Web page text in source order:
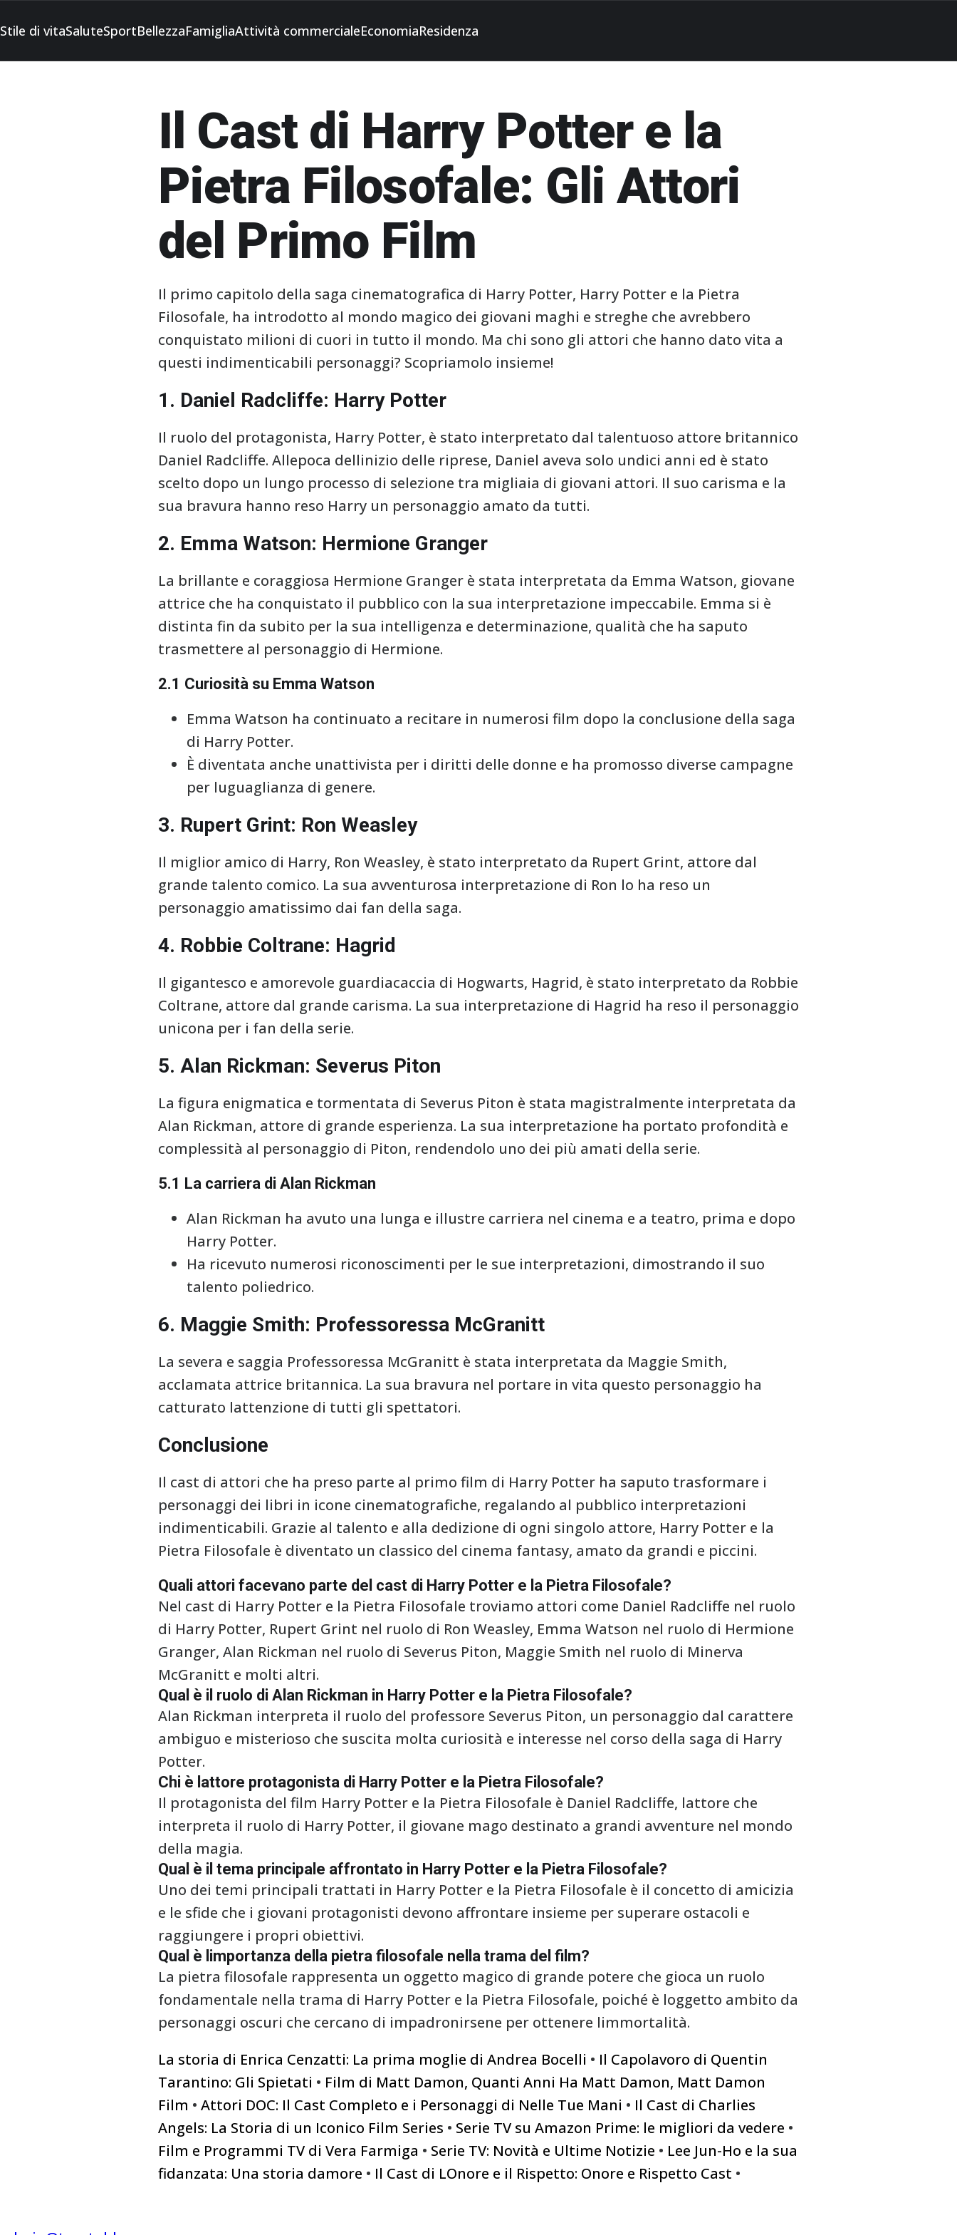
Stile di vitaSaluteSportBellezzaFamigliaAttività commercialeEconomiaResidenza
Il Cast di Harry Potter e la
Pietra Filosofale: Gli Attori
del Primo Film
Il primo capitolo della saga cinematografica di Harry Potter, Harry Potter e la Pietra
Filosofale, ha introdotto al mondo magico dei giovani maghi e streghe che avrebbero
conquistato milioni di cuori in tutto il mondo. Ma chi sono gli attori che hanno dato vita a
questi indimenticabili personaggi? Scopriamolo insieme!
1. Daniel Radcliffe: Harry Potter
Il ruolo del protagonista, Harry Potter, è stato interpretato dal talentuoso attore britannico
Daniel Radcliffe. Allepoca dellinizio delle riprese, Daniel aveva solo undici anni ed è stato
scelto dopo un lungo processo di selezione tra migliaia di giovani attori. Il suo carisma e la
sua bravura hanno reso Harry un personaggio amato da tutti.
2. Emma Watson: Hermione Granger
La brillante e coraggiosa Hermione Granger è stata interpretata da Emma Watson, giovane
attrice che ha conquistato il pubblico con la sua interpretazione impeccabile. Emma si è
distinta fin da subito per la sua intelligenza e determinazione, qualità che ha saputo
trasmettere al personaggio di Hermione.
2.1 Curiosità su Emma Watson
Emma Watson ha continuato a recitare in numerosi film dopo la conclusione della saga
di Harry Potter.
È diventata anche unattivista per i diritti delle donne e ha promosso diverse campagne
per luguaglianza di genere.
3. Rupert Grint: Ron Weasley
Il miglior amico di Harry, Ron Weasley, è stato interpretato da Rupert Grint, attore dal
grande talento comico. La sua avventurosa interpretazione di Ron lo ha reso un
personaggio amatissimo dai fan della saga.
4. Robbie Coltrane: Hagrid
Il gigantesco e amorevole guardiacaccia di Hogwarts, Hagrid, è stato interpretato da Robbie
Coltrane, attore dal grande carisma. La sua interpretazione di Hagrid ha reso il personaggio
unicona per i fan della serie.
5. Alan Rickman: Severus Piton
La figura enigmatica e tormentata di Severus Piton è stata magistralmente interpretata da
Alan Rickman, attore di grande esperienza. La sua interpretazione ha portato profondità e
complessità al personaggio di Piton, rendendolo uno dei più amati della serie.
5.1 La carriera di Alan Rickman
Alan Rickman ha avuto una lunga e illustre carriera nel cinema e a teatro, prima e dopo
Harry Potter.
Ha ricevuto numerosi riconoscimenti per le sue interpretazioni, dimostrando il suo
talento poliedrico.
6. Maggie Smith: Professoressa McGranitt
La severa e saggia Professoressa McGranitt è stata interpretata da Maggie Smith,
acclamata attrice britannica. La sua bravura nel portare in vita questo personaggio ha
catturato lattenzione di tutti gli spettatori.
Conclusione
Il cast di attori che ha preso parte al primo film di Harry Potter ha saputo trasformare i
personaggi dei libri in icone cinematografiche, regalando al pubblico interpretazioni
indimenticabili. Grazie al talento e alla dedizione di ogni singolo attore, Harry Potter e la
Pietra Filosofale è diventato un classico del cinema fantasy, amato da grandi e piccini.
Quali attori facevano parte del cast di Harry Potter e la Pietra Filosofale?
Nel cast di Harry Potter e la Pietra Filosofale troviamo attori come Daniel Radcliffe nel ruolo
di Harry Potter, Rupert Grint nel ruolo di Ron Weasley, Emma Watson nel ruolo di Hermione
Granger, Alan Rickman nel ruolo di Severus Piton, Maggie Smith nel ruolo di Minerva
McGranitt e molti altri.
Qual è il ruolo di Alan Rickman in Harry Potter e la Pietra Filosofale?
Alan Rickman interpreta il ruolo del professore Severus Piton, un personaggio dal carattere
ambiguo e misterioso che suscita molta curiosità e interesse nel corso della saga di Harry
Potter.
Chi è lattore protagonista di Harry Potter e la Pietra Filosofale?
Il protagonista del film Harry Potter e la Pietra Filosofale è Daniel Radcliffe, lattore che
interpreta il ruolo di Harry Potter, il giovane mago destinato a grandi avventure nel mondo
della magia.
Qual è il tema principale affrontato in Harry Potter e la Pietra Filosofale?
Uno dei temi principali trattati in Harry Potter e la Pietra Filosofale è il concetto di amicizia
e le sfide che i giovani protagonisti devono affrontare insieme per superare ostacoli e
raggiungere i propri obiettivi.
Qual è limportanza della pietra filosofale nella trama del film?
La pietra filosofale rappresenta un oggetto magico di grande potere che gioca un ruolo
fondamentale nella trama di Harry Potter e la Pietra Filosofale, poiché è loggetto ambito da
personaggi oscuri che cercano di impadronirsene per ottenere limmortalità.
La storia di Enrica Cenzatti: La prima moglie di Andrea Bocelli • Il Capolavoro di Quentin
Tarantino: Gli Spietati • Film di Matt Damon, Quanti Anni Ha Matt Damon, Matt Damon
Film • Attori DOC: Il Cast Completo e i Personaggi di Nelle Tue Mani • Il Cast di Charlies
Angels: La Storia di un Iconico Film Series • Serie TV su Amazon Prime: le migliori da vedere •
Film e Programmi TV di Vera Farmiga • Serie TV: Novità e Ultime Notizie • Lee Jun-Ho e la sua
fidanzata: Una storia damore • Il Cast di LOnore e il Rispetto: Onore e Rispetto Cast •